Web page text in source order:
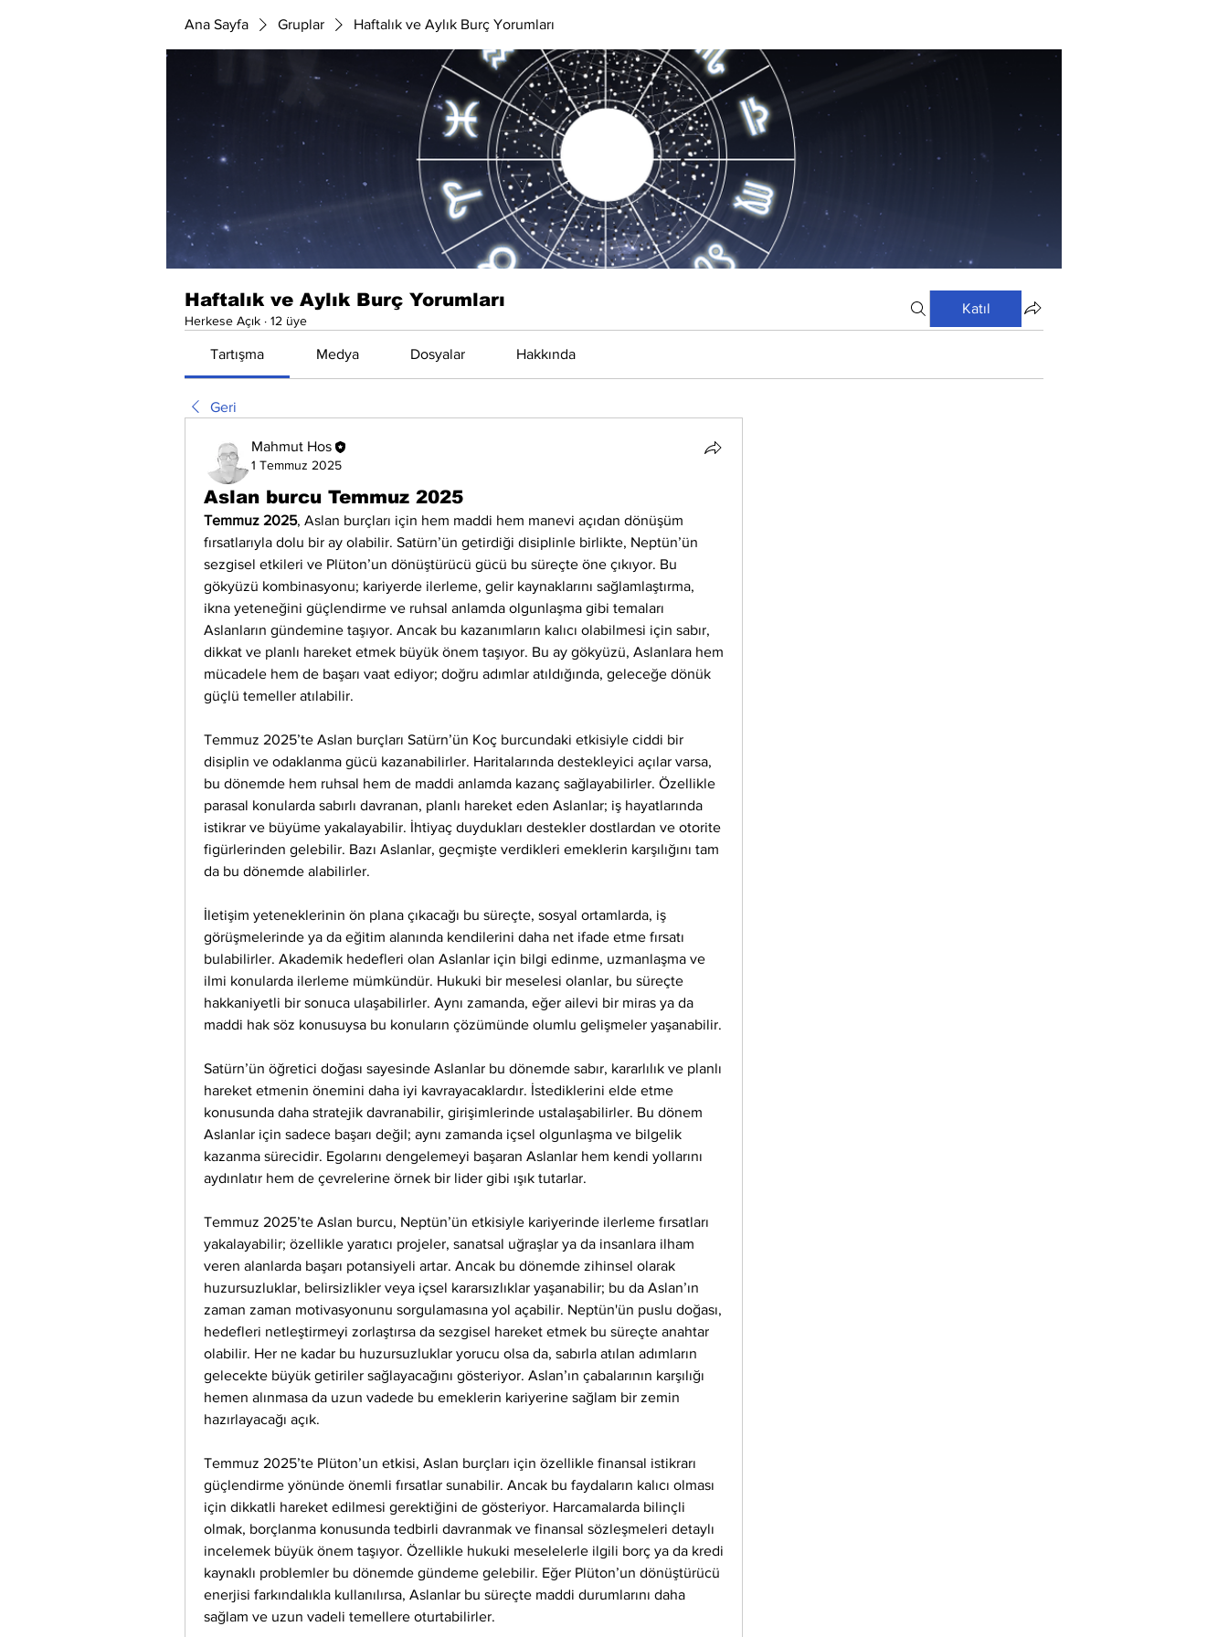
Ana Sayfa Gruplar Haftalık ve Aylık Burç Yorumları
Haftalık ve Aylık Burç Yorumları
Herkese Açık · 12 üye
Katıl
Tartışma Medya Dosyalar Hakkında
Geri
Mahmut Hos
1 Temmuz 2025
Aslan burcu Temmuz 2025
Temmuz 2025, Aslan burçları için hem maddi hem manevi açıdan dönüşüm
fırsatlarıyla dolu bir ay olabilir. Satürn’ün getirdiği disiplinle birlikte, Neptün’ün
sezgisel etkileri ve Plüton’un dönüştürücü gücü bu süreçte öne çıkıyor. Bu
gökyüzü kombinasyonu; kariyerde ilerleme, gelir kaynaklarını sağlamlaştırma,
ikna yeteneğini güçlendirme ve ruhsal anlamda olgunlaşma gibi temaları
Aslanların gündemine taşıyor. Ancak bu kazanımların kalıcı olabilmesi için sabır,
dikkat ve planlı hareket etmek büyük önem taşıyor. Bu ay gökyüzü, Aslanlara hem
mücadele hem de başarı vaat ediyor; doğru adımlar atıldığında, geleceğe dönük
güçlü temeller atılabilir.
Temmuz 2025’te Aslan burçları Satürn’ün Koç burcundaki etkisiyle ciddi bir
disiplin ve odaklanma gücü kazanabilirler. Haritalarında destekleyici açılar varsa,
bu dönemde hem ruhsal hem de maddi anlamda kazanç sağlayabilirler. Özellikle
parasal konularda sabırlı davranan, planlı hareket eden Aslanlar; iş hayatlarında
istikrar ve büyüme yakalayabilir. İhtiyaç duydukları destekler dostlardan ve otorite
figürlerinden gelebilir. Bazı Aslanlar, geçmişte verdikleri emeklerin karşılığını tam
da bu dönemde alabilirler.
İletişim yeteneklerinin ön plana çıkacağı bu süreçte, sosyal ortamlarda, iş
görüşmelerinde ya da eğitim alanında kendilerini daha net ifade etme fırsatı
bulabilirler. Akademik hedefleri olan Aslanlar için bilgi edinme, uzmanlaşma ve
ilmi konularda ilerleme mümkündür. Hukuki bir meselesi olanlar, bu süreçte
hakkaniyetli bir sonuca ulaşabilirler. Aynı zamanda, eğer ailevi bir miras ya da
maddi hak söz konusuysa bu konuların çözümünde olumlu gelişmeler yaşanabilir.
Satürn’ün öğretici doğası sayesinde Aslanlar bu dönemde sabır, kararlılık ve planlı
hareket etmenin önemini daha iyi kavrayacaklardır. İstediklerini elde etme
konusunda daha stratejik davranabilir, girişimlerinde ustalaşabilirler. Bu dönem
Aslanlar için sadece başarı değil; aynı zamanda içsel olgunlaşma ve bilgelik
kazanma sürecidir. Egolarını dengelemeyi başaran Aslanlar hem kendi yollarını
aydınlatır hem de çevrelerine örnek bir lider gibi ışık tutarlar.
Temmuz 2025’te Aslan burcu, Neptün’ün etkisiyle kariyerinde ilerleme fırsatları
yakalayabilir; özellikle yaratıcı projeler, sanatsal uğraşlar ya da insanlara ilham
veren alanlarda başarı potansiyeli artar. Ancak bu dönemde zihinsel olarak
huzursuzluklar, belirsizlikler veya içsel kararsızlıklar yaşanabilir; bu da Aslan’ın
zaman zaman motivasyonunu sorgulamasına yol açabilir. Neptün'ün puslu doğası,
hedefleri netleştirmeyi zorlaştırsa da sezgisel hareket etmek bu süreçte anahtar
olabilir. Her ne kadar bu huzursuzluklar yorucu olsa da, sabırla atılan adımların
gelecekte büyük getiriler sağlayacağını gösteriyor. Aslan’ın çabalarının karşılığı
hemen alınmasa da uzun vadede bu emeklerin kariyerine sağlam bir zemin
hazırlayacağı açık.
Temmuz 2025’te Plüton’un etkisi, Aslan burçları için özellikle finansal istikrarı
güçlendirme yönünde önemli fırsatlar sunabilir. Ancak bu faydaların kalıcı olması
için dikkatli hareket edilmesi gerektiğini de gösteriyor. Harcamalarda bilinçli
olmak, borçlanma konusunda tedbirli davranmak ve finansal sözleşmeleri detaylı
incelemek büyük önem taşıyor. Özellikle hukuki meselelerle ilgili borç ya da kredi
kaynaklı problemler bu dönemde gündeme gelebilir. Eğer Plüton’un dönüştürücü
enerjisi farkındalıkla kullanılırsa, Aslanlar bu süreçte maddi durumlarını daha
sağlam ve uzun vadeli temellere oturtabilirler.